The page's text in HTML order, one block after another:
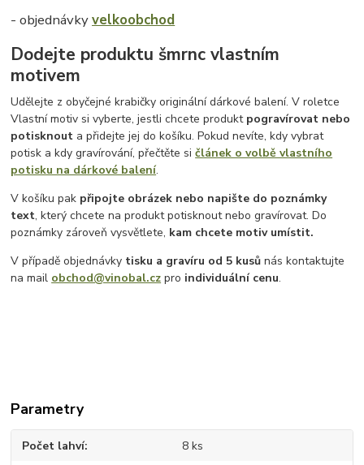
- objednávkyvelkoobchod
Dodejte produktu šmrnc vlastním
motivem
Udělejte z obyčejné krabičky originální dárkové balení. V roletce
Vlastní motiv si vyberte, jestli chcete produkt pogravírovat nebo
potisknout a přidejte jej do košíku. Pokud nevíte, kdy vybrat
potisk a kdy gravírování, přečtěte sičlánek o volbě vlastního
potisku na dárkové balení.
V košíku pak připojte obrázek nebo napište do poznámky
text, který chcete na produkt potisknout nebo gravírovat. Do
poznámky zároveň vysvětlete, kam chcete motiv umístit.
V případě objednávky tisku a gravíru od 5 kusů nás kontaktujte
na mail obchod@vinobal.cz pro individuální cenu.
Parametry
Počet lahví 8 ks